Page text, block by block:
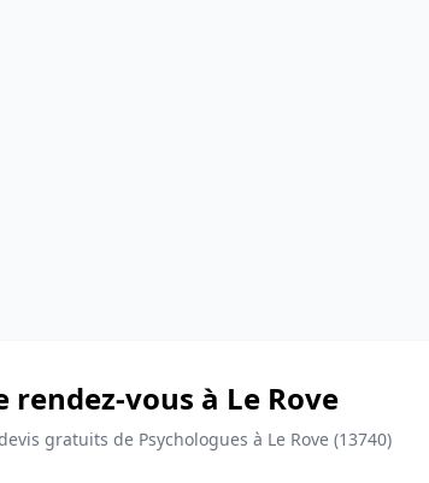
rendez-vous à Le Rove
gratuits de Psychologues à Le Rove (13740)